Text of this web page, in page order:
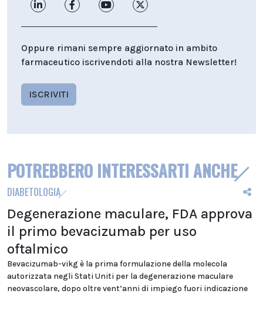
Oppure rimani sempre aggiornato in ambito
farmaceutico iscrivendoti alla nostra Newsletter!
ISCRIVITI
POTREBBERO INTERESSARTI ANCHE
DIABETOLOGIA
Degenerazione maculare, FDA approva
il primo bevacizumab per uso
oftalmico
Bevacizumab-vikg è la prima formulazione della molecola
autorizzata negli Stati Uniti per la degenerazione maculare
neovascolare, dopo oltre vent’anni di impiego fuori indicazione